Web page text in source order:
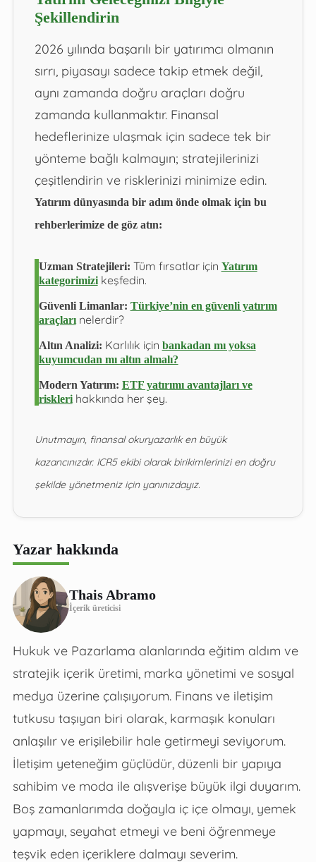
Şekillendirin
2026 yılında başarılı bir yatırımcı olmanın
sırrı, piyasayı sadece takip etmek değil,
aynı zamanda doğru araçları doğru
zamanda kullanmaktır. Finansal
hedeflerinize ulaşmak için sadece tek bir
yönteme bağlı kalmayın; stratejilerinizi
çeşitlendirin ve risklerinizi minimize edin.
Yatırım dünyasında bir adım önde olmak için bu
rehberlerimize de göz atın:
Uzman Stratejileri: Tüm fırsatlar için Yatırım
kategorimizikeşfedin.
Güvenli Limanlar: Türkiye’nin en güvenli yatırım
araçlarınelerdir?
Altın Analizi: Karlılık için bankadan mı yoksa
kuyumcudan mı altın almalı?
Modern Yatırım: ETF yatırımı avantajları ve
risklerihakkında her şey.
Unutmayın, finansal okuryazarlık en büyük
kazancınızdır. ICR5 ekibi olarak birikimlerinizi en doğru
şekilde yönetmeniz için yanınızdayız.
Yazar hakkında
Thais Abramo
İçerik üreticisi
Hukuk ve Pazarlama alanlarında eğitim aldım ve
stratejik içerik üretimi, marka yönetimi ve sosyal
medya üzerine çalışıyorum. Finans ve iletişim
tutkusu taşıyan biri olarak, karmaşık konuları
anlaşılır ve erişilebilir hale getirmeyi seviyorum.
İletişim yeteneğim güçlüdür, düzenli bir yapıya
sahibim ve moda ile alışverişe büyük ilgi duyarım.
Boş zamanlarımda doğayla iç içe olmayı, yemek
yapmayı, seyahat etmeyi ve beni öğrenmeye
teşvik eden içeriklere dalmayı severim.